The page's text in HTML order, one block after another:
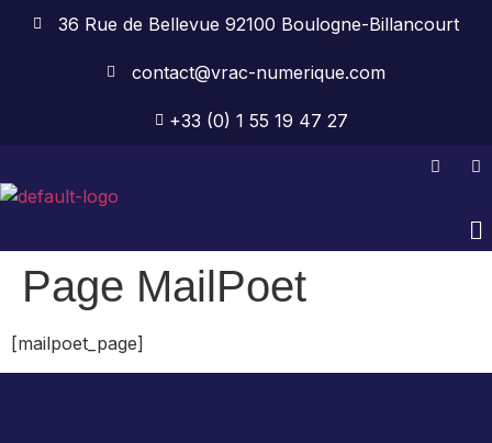
36 Rue de Bellevue 92100 Boulogne-Billancourt
contact@vrac-numerique.com
+33 (0) 1 55 19 47 27
Page MailPoet
[mailpoet_page]